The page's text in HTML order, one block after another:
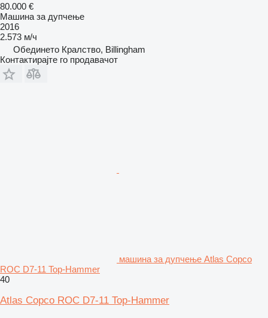
80.000 €
Машина за дупчење
2016
2.573 м/ч
Обединето Кралство, Billingham
Контактирајте го продавачот
машина за дупчење Atlas Copco
ROC D7-11 Top-Hammer
40
Atlas Copco ROC D7-11 Top-Hammer